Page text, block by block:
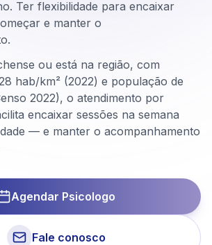
Ter flexibilidade para encaixar
e manter o
ou está na região, com
hab/km² (2022) e população de
2022), o atendimento por
encaixar sessões na semana
— e manter o acompanhamento
Agendar Psicologo
Fale conosco